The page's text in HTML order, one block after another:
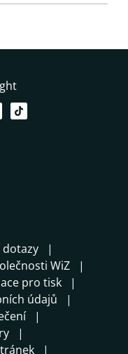
dotazy
WiZ
pro tisk
údajů